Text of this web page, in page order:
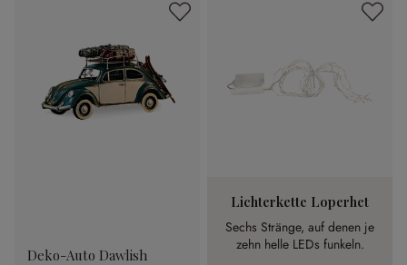
Deko-Auto Dawlish
Lichterkette Loperhet
Sechs Stränge, auf denen je
zehn helle LEDs funkeln.